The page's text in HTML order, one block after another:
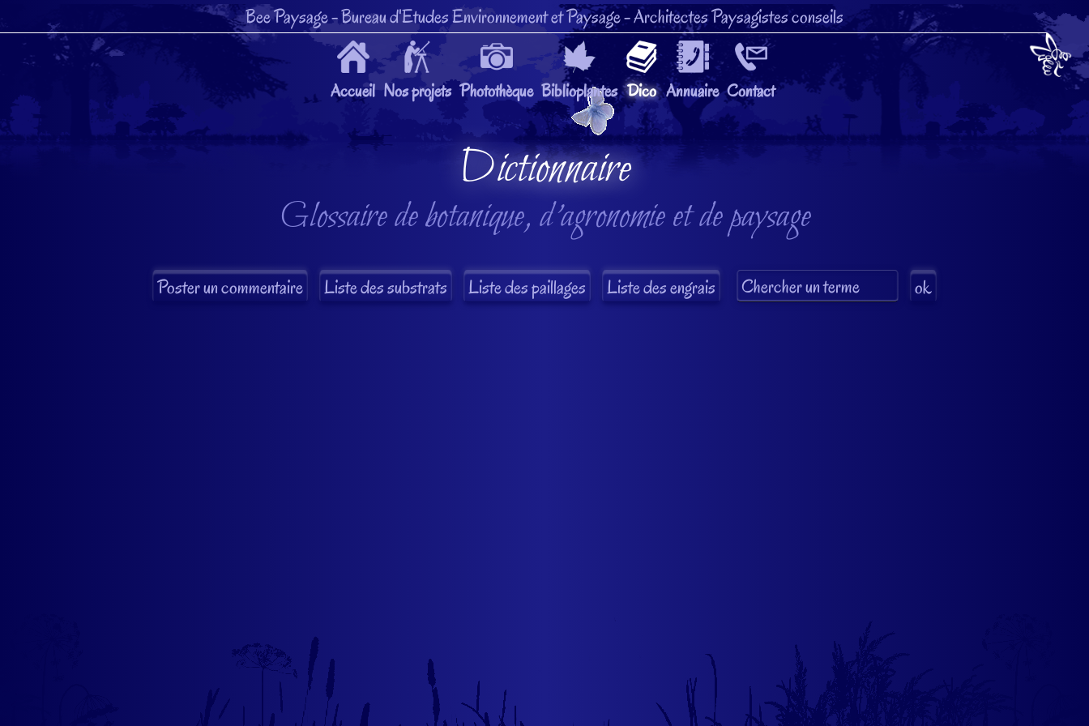
Bee Paysage- Bureau d'Etudes Environnement et Paysage- Architectes Paysagistes conseils
Accueil Nos projets Photothèque Biblioplantes Dico Annuaire Contact
Dictionnaire
Glossaire de botanique, d'agronomie et de paysage
Liste des substrats Liste des paillages Liste des engrais